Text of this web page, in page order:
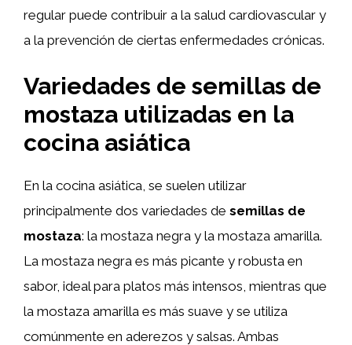
regular puede contribuir a la salud cardiovascular y
a la prevención de ciertas enfermedades crónicas.
Variedades de semillas de
mostaza utilizadas en la
cocina asiática
En la cocina asiática, se suelen utilizar
principalmente dos variedades de semillas de
mostaza: la mostaza negra y la mostaza amarilla.
La mostaza negra es más picante y robusta en
sabor, ideal para platos más intensos, mientras que
la mostaza amarilla es más suave y se utiliza
comúnmente en aderezos y salsas. Ambas